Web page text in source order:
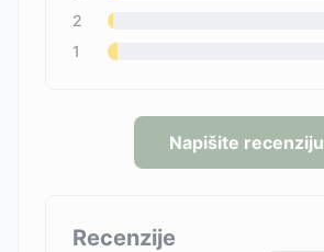
2
1
Napišite recenziju
Recenzije